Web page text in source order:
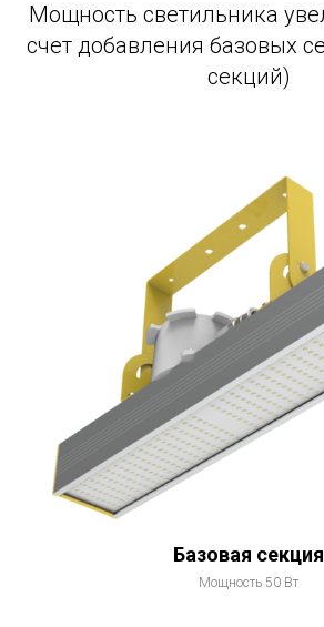
Мощность светильника
счет добавления базовых
секций)
Базовая секция
Мощность 50 Вт